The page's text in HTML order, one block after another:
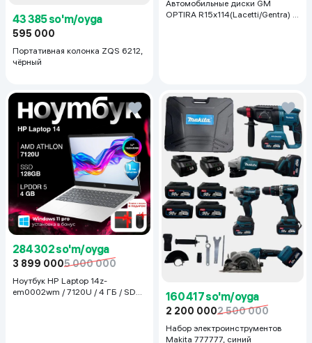
43 385 so'm/oyga
595 000
Портативная колонка ZQS 6212,
чёрный
Автомобильные диски GM
OPTIRA R15x114(Lacetti/Gentra) 1
284 302 so'm/oyga
3 899 0005 000 000
Ноутбук HP Laptop 14z-
em0002wm / 7120U / 4 ГБ / SDD
160 417 so'm/oyga
2 200 0002 500 000
Набор электроинструментов
Makita 777777, синий